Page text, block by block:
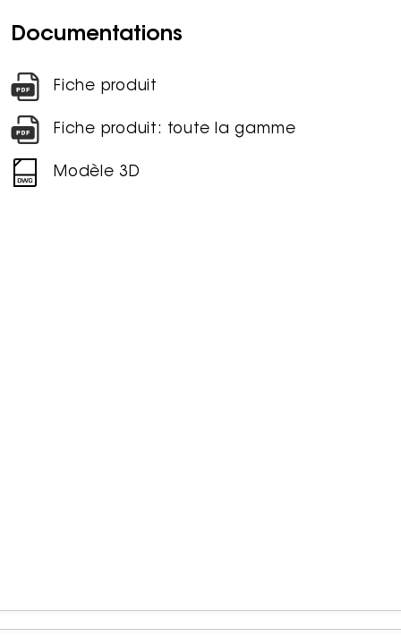
Documentations
Fiche produit
Fiche produit: toute la gamme
Modèle 3D